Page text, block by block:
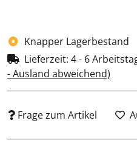
der Bürostuhl
medizinische Studie der
Prof. Grifka bringt
Knapper Lagerbestand
Lieferzeit: 4 - 6
- Ausland abweichend)
Frage zum Artikel